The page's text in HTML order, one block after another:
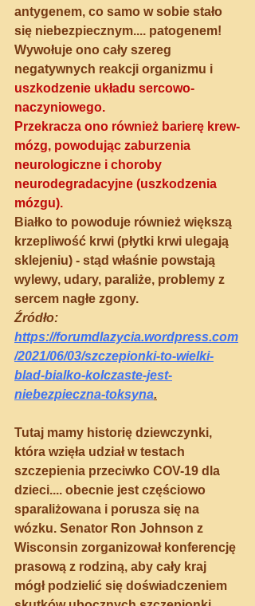
antygenem, co samo w sobie stało
się niebezpiecznym.... patogenem!
Wywołuje ono cały szereg
negatywnych reakcji organizmu i
uszkodzenie układu sercowo-
naczyniowego.
Przekracza ono również barierę krew-
mózg, powodując zaburzenia
neurologiczne i choroby
neurodegradacyjne (uszkodzenia
mózgu).
Białko to powoduje również większą
krzepliwość krwi (płytki krwi ulegają
sklejeniu) - stąd właśnie powstają
wylewy, udary, paraliże, problemy z
sercem nagłe zgony.
Źródło:
https://forumdlazycia.wordpress.com
/2021/06/03/szczepionki-to-wielki-
blad-bialko-kolczaste-jest-
niebezpieczna-toksyna.
Tutaj mamy historię dziewczynki,
która wzięła udział w testach
szczepienia przeciwko COV-19 dla
dzieci.... obecnie jest częściowo
sparaliżowana i porusza się na
wózku. Senator Ron Johnson z
Wisconsin zorganizował konferencję
prasową z rodziną, aby cały kraj
mógł podzielić się doświadczeniem